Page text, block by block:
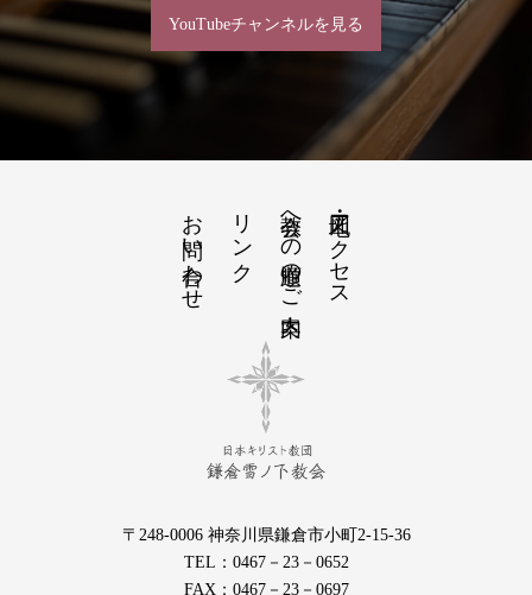
YouTubeチャンネルを見る
地図・アクセス
教会への道順のご案内
リンク
お問い合わせ
〒248-0006 神奈川県鎌倉市小町2-15-36
TEL：0467－23－0652
FAX：0467－23－0697